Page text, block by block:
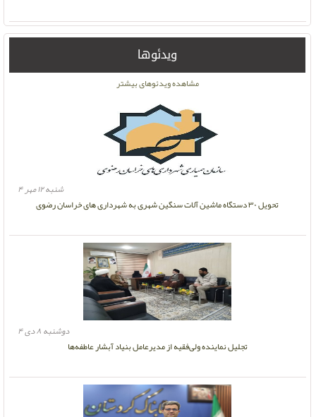
ویدئوها
تجلیل نماینده ولی‌فقیه از مدیرعامل بنیاد آبشار عاطفه‌ها
دوشنبه ۸ دی ۴
تحویل ۳۰ دستگاه ماشین آلات سنگین شهری به شهرداری های خراسان رضوی
شنبه ۱۲ مهر ۴
مشاهده ویدئوهای بیشتر